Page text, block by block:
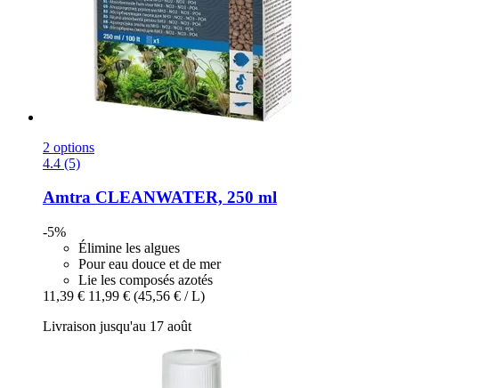
2 options
4.4 (5)
Amtra CLEANWATER, 250 ml
-5%
Élimine les algues
Pour eau douce et de mer
Lie les composés azotés
11,39 € 11,99 € (45,56 € / L)
Livraison jusqu'au 17 août